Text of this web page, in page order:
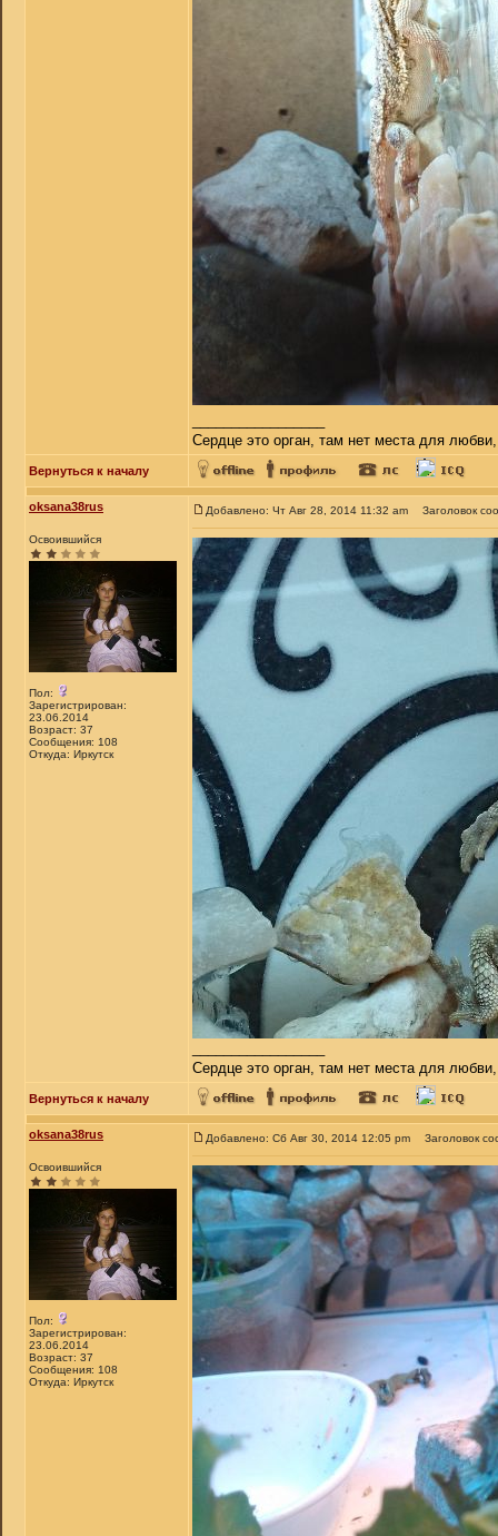
Сердце это орган, там нет места для любви,
Вернуться к началу
oksana38rus
Освоившийся
Пол:
Зарегистрирован:
23.06.2014
Возраст: 37
Сообщения: 108
Откуда: Иркутск
Добавлено: Чт Авг 28, 2014 11:32 am Заголовок
Сердце это орган, там нет места для любви,
Вернуться к началу
oksana38rus
Освоившийся
Пол:
Зарегистрирован:
23.06.2014
Возраст: 37
Сообщения: 108
Откуда: Иркутск
Добавлено: Сб Авг 30, 2014 12:05 pm Заголовок